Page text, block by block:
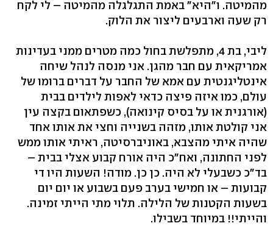
מהמיטה. ו"היא" באמת התגלגלה מהמיטה – לי לקח
רק שעה וארבעים ליצור את הלוק.
ליבי, בת 4, מתפלשת בחול כמה מטרים ממני בעדינות
אמריקאית עם חבר מהגן. אני מנסה לנהל שיחה
אינטליגנטית עם אמא של החבר על דברים ברומו של
עולם, כמו איזה פיצה כדאי לאפות לילדים בבית
(אורגנית או על בסיס קינואה), כשפתאום בקצה עין
אני קולטת אותו, מזהה בשנייה וחצי את אותו אחד
שהיה איתי מהצבא, באוניברסיטה, ראיתי אותו ממש
לפני החתונה, ואח"כ היה אורח קבוע אצלי בבית –
בד"כ כשבעלי לא היה. כן כן. מודה! השעות היו די
קבועות – או חמישי בערב פעם בשבוע או יום יום
בשעות הקטנות של הלילה. תלוי מתי הייתי זמינה.
והייתי!! במיוחד בשבילו.